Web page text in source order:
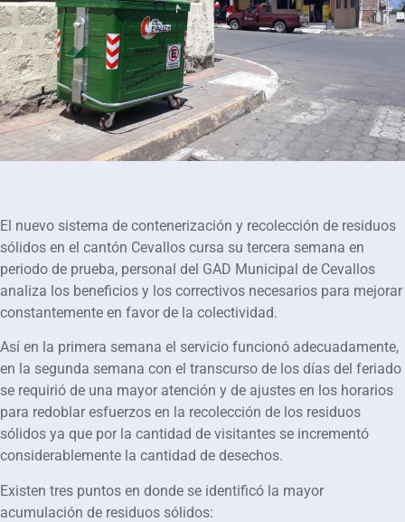
El nuevo sistema de contenerización y recolección de residuos
sólidos en el cantón Cevallos cursa su tercera semana en
periodo de prueba, personal del GAD Municipal de Cevallos
analiza los beneficios y los correctivos necesarios para mejorar
constantemente en favor de la colectividad.
Así en la primera semana el servicio funcionó adecuadamente,
en la segunda semana con el transcurso de los días del feriado
se requirió de una mayor atención y de ajustes en los horarios
para redoblar esfuerzos en la recolección de los residuos
sólidos ya que por la cantidad de visitantes se incrementó
considerablemente la cantidad de desechos.
Existen tres puntos en donde se identificó la mayor
acumulación de residuos sólidos: